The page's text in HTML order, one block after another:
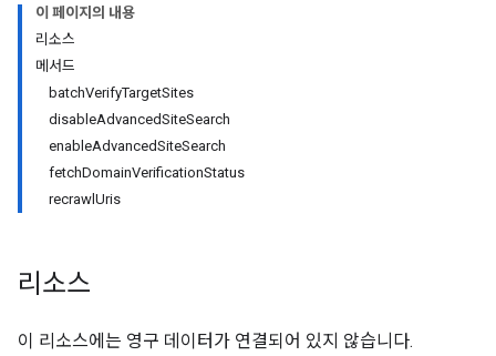
이 페이지의 내용
리소스
메서드
batchVerifyTargetSites
disableAdvancedSiteSearch
enableAdvancedSiteSearch
fetchDomainVerificationStatus
recrawlUris
리소스
이 리소스에는 영구 데이터가 연결되어 있지 않습니다.